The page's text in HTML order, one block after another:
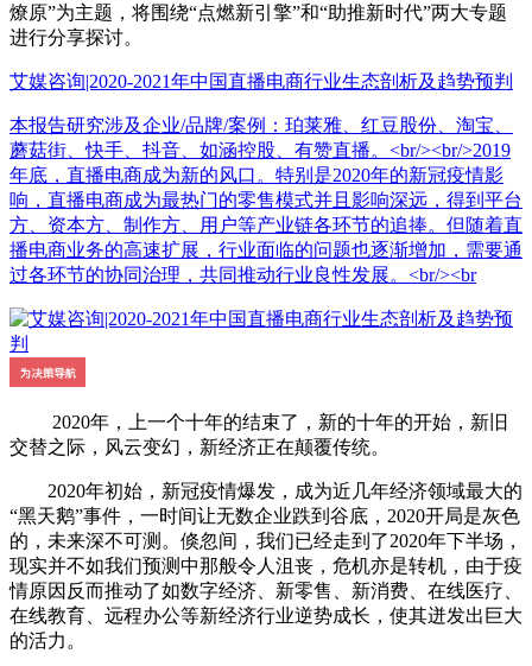
燎原”为主题，将围绕“点燃新引擎”和“助推新时代”两大专题
进行分享探讨。
艾媒咨询|2020-2021年中国直播电商行业生态剖析及趋势预判
本报告研究涉及企业/品牌/案例：珀莱雅、红豆股份、淘宝、
蘑菇街、快手、抖音、如涵控股、有赞直播。<br/><br/>2019
年底，直播电商成为新的风口。特别是2020年的新冠疫情影
响，直播电商成为最热门的零售模式并且影响深远，得到平台
方、资本方、制作方、用户等产业链各环节的追捧。但随着直
播电商业务的高速扩展，行业面临的问题也逐渐增加，需要通
过各环节的协同治理，共同推动行业良性发展。<br/><br
2020年，上一个十年的结束了，新的十年的开始，新旧
交替之际，风云变幻，新经济正在颠覆传统。
2020年初始，新冠疫情爆发，成为近几年经济领域最大的
“黑天鹅”事件，一时间让无数企业跌到谷底，2020开局是灰色
的，未来深不可测。倏忽间，我们已经走到了2020年下半场，
现实并不如我们预测中那般令人沮丧，危机亦是转机，由于疫
情原因反而推动了如数字经济、新零售、新消费、在线医疗、
在线教育、远程办公等新经济行业逆势成长，使其迸发出巨大
的活力。